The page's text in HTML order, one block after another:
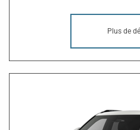
Plus de